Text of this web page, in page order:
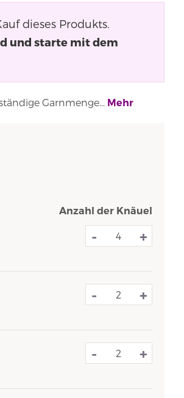
dieses Produkts.
und starte mit dem
Garnmenge... Mehr
Anzahl der Knäuel
- +
- +
- +